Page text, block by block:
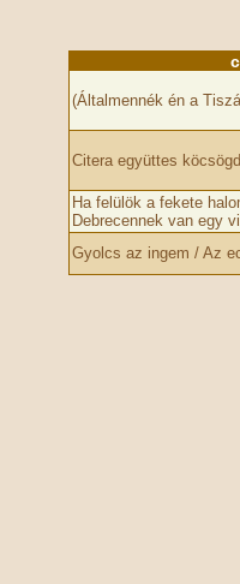
(Általmennék én a
Citera együttes
Ha felülök a fekete
Debrecennek van egy
Gyolcs az ingem / Az